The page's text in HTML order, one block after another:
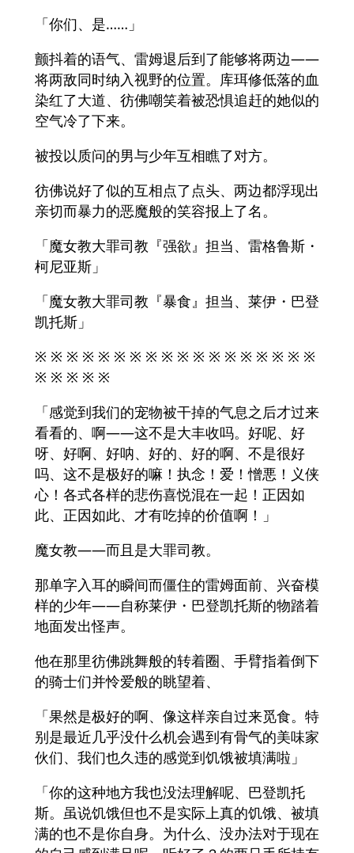
「你们、是……」
颤抖着的语气、雷姆退后到了能够将两边――
将两敌同时纳入视野的位置。库珥修低落的血
染红了大道、彷佛嘲笑着被恐惧追赶的她似的
空气冷了下来。
被投以质问的男与少年互相瞧了对方。
彷佛说好了似的互相点了点头、两边都浮现出
亲切而暴力的恶魔般的笑容报上了名。
「魔女教大罪司教『强欲』担当、雷格鲁斯・
柯尼亚斯」
「魔女教大罪司教『暴食』担当、莱伊・巴登
凯托斯」
※ ※ ※ ※ ※ ※ ※ ※ ※ ※ ※ ※ ※ ※ ※ ※ ※ ※
※ ※ ※ ※ ※
「感觉到我们的宠物被干掉的气息之后才过来
看看的、啊――这不是大丰收吗。好呢、好
呀、好啊、好呐、好的、好的啊、不是很好
吗、这不是极好的嘛！执念！爱！憎悪！义侠
心！各式各样的悲伤喜悦混在一起！正因如
此、正因如此、才有吃掉的价值啊！」
魔女教――而且是大罪司教。
那单字入耳的瞬间而僵住的雷姆面前、兴奋模
样的少年――自称莱伊・巴登凯托斯的物踏着
地面发出怪声。
他在那里彷佛跳舞般的转着圈、手臂指着倒下
的骑士们并怜爱般的眺望着、
「果然是极好的啊、像这样亲自过来觅食。特
别是最近几乎没什么机会遇到有骨气的美味家
伙们、我们也久违的感觉到饥饿被填满啦」
「你的这种地方我也没法理解呢、巴登凯托
斯。虽说饥饿但也不是实际上真的饥饿、被填
满的也不是你自身。为什么、没办法对于现在